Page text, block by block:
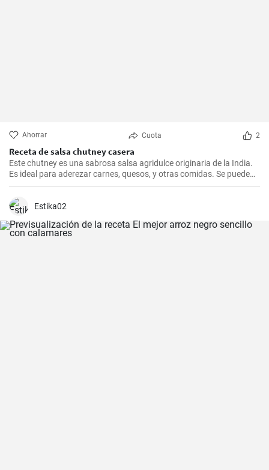
Ahorrar Cuota 2
Receta de salsa chutney casera
Este chutney es una sabrosa salsa agridulce originaria de la India.
Es ideal para aderezar carnes, quesos, y otras comidas. Se puede
conservar durante varias semanas en la nevera y su sabor mejora
con el tiempo.
Estika02